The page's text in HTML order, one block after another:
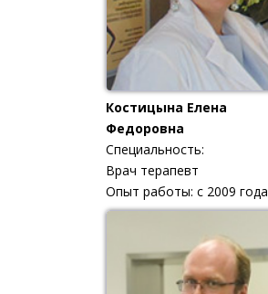
Костицына Елена
Федоровна
Специальность:
Врач терапевт
Опыт работы: с 2009 года